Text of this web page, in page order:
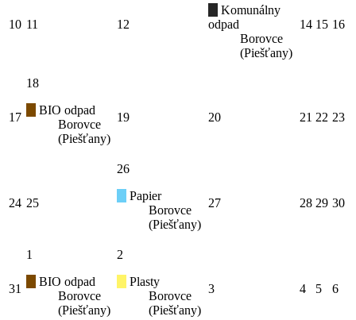
10 11 12
Komunálny
odpad
Borovce
(Piešťany)
14 15 16
17
18
BIO odpad
Borovce
(Piešťany)
19 20 21 22 23
24 25
26
Papier
Borovce
(Piešťany)
27 28 29 30
31
1
BIO odpad
Borovce
(Piešťany)
2
Plasty
Borovce
(Piešťany)
3 4 5 6